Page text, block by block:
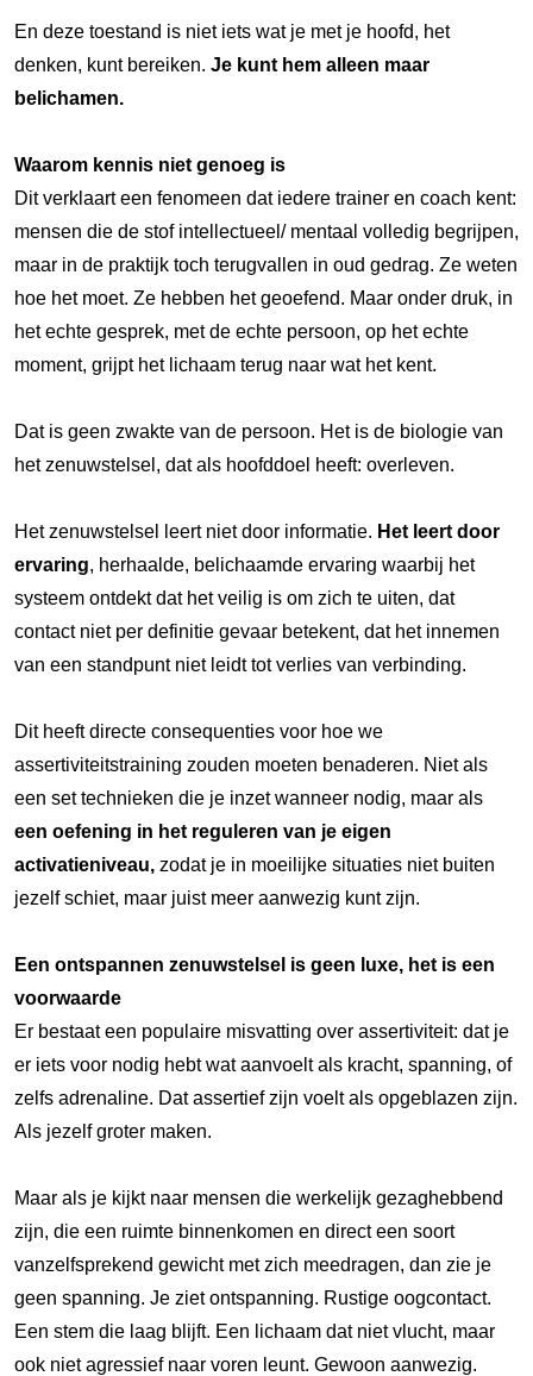
En deze toestand is niet iets wat je met je hoofd, het
denken, kunt bereiken. Je kunt hem alleen maar
belichamen.
Waarom kennis niet genoeg is
Dit verklaart een fenomeen dat iedere trainer en coach kent:
mensen die de stof intellectueel/ mentaal volledig begrijpen,
maar in de praktijk toch terugvallen in oud gedrag. Ze weten
hoe het moet. Ze hebben het geoefend. Maar onder druk, in
het echte gesprek, met de echte persoon, op het echte
moment, grijpt het lichaam terug naar wat het kent.
Dat is geen zwakte van de persoon. Het is de biologie van
het zenuwstelsel, dat als hoofddoel heeft: overleven.
Het zenuwstelsel leert niet door informatie. Het leert door
ervaring, herhaalde, belichaamde ervaring waarbij het
systeem ontdekt dat het veilig is om zich te uiten, dat
contact niet per definitie gevaar betekent, dat het innemen
van een standpunt niet leidt tot verlies van verbinding.
Dit heeft directe consequenties voor hoe we
assertiviteitstraining zouden moeten benaderen. Niet als
een set technieken die je inzet wanneer nodig, maar als
een oefening in het reguleren van je eigen
activatieniveau, zodat je in moeilijke situaties niet buiten
jezelf schiet, maar juist meer aanwezig kunt zijn.
Een ontspannen zenuwstelsel is geen luxe, het is een
voorwaarde
Er bestaat een populaire misvatting over assertiviteit: dat je
er iets voor nodig hebt wat aanvoelt als kracht, spanning, of
zelfs adrenaline. Dat assertief zijn voelt als opgeblazen zijn.
Als jezelf groter maken.
Maar als je kijkt naar mensen die werkelijk gezaghebbend
zijn, die een ruimte binnenkomen en direct een soort
vanzelfsprekend gewicht met zich meedragen, dan zie je
geen spanning. Je ziet ontspanning. Rustige oogcontact.
Een stem die laag blijft. Een lichaam dat niet vlucht, maar
ook niet agressief naar voren leunt. Gewoon aanwezig.